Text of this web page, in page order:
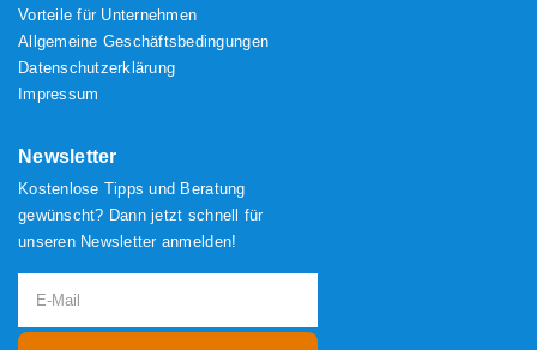
Vorteile für Unternehmen
Allgemeine Geschäftsbedingungen
Datenschutzerklärung
Impressum
Newsletter
Kostenlose Tipps und Beratung
gewünscht? Dann jetzt schnell für
unseren Newsletter anmelden!